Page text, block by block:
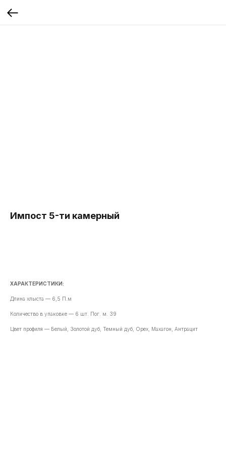
Импост 5-ти камерный
ХАРАКТЕРИСТИКИ:
Длина хлыста — 6,5 П.м
Количество в упаковке — 6 шт. Пог. м. 39
Цвет профиля — Белый, Золотой дуб, Темный дуб, Орех, Махагон, Антрацит